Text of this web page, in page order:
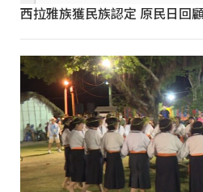
西拉雅族獲民族認定 原民日回